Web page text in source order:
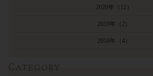
2020年 （12）
2019年 （2）
2018年 （4）
Category